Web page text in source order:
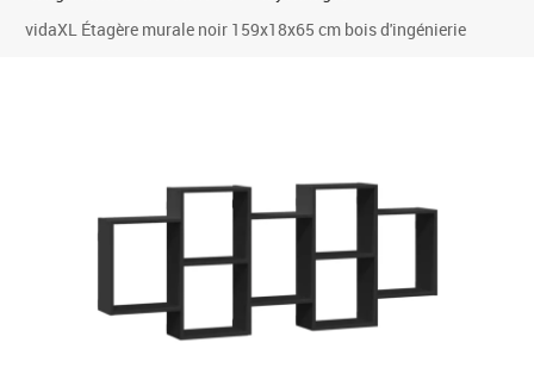
vidaXL Étagère murale noir 159x18x65 cm bois d'ingénierie